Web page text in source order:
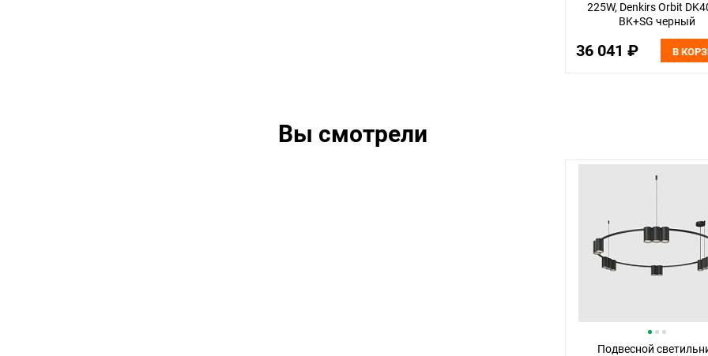
225W, Denkirs Orbit
BK+SG черный
36 041 ₽ В
Вы смотрели
Подвесной